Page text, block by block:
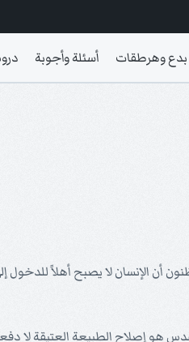
بدع وهرطقات أسئلة وأجوبة
الإنسان لا يصبح أهلاً للدخول
هو إصلاح الطبيعة العتيقة لا